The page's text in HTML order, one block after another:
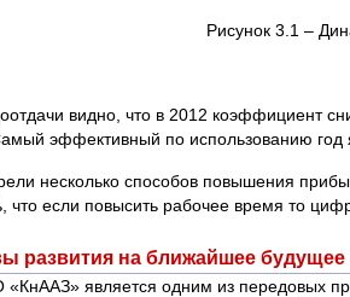
Рисунок 3.1 –
видно, что в 2012 коэффициент
эффективный по использованию год
несколько способов повышения
что если повысить рабочее время то
развития на ближайшее будущее
является одним из передовых